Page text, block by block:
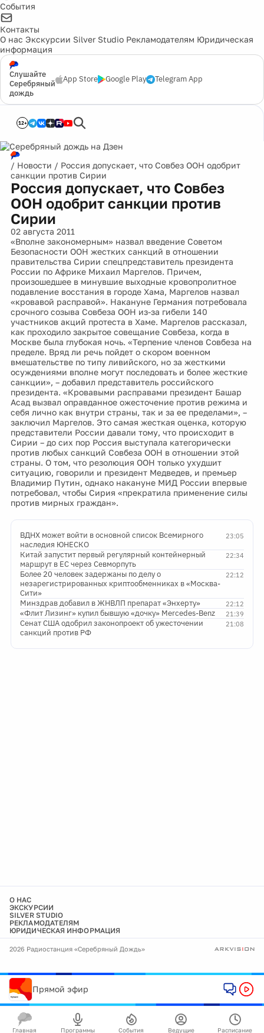
События
Контакты
О нас Экскурсии Silver Studio Рекламодателям Юридическая
информация
Слушайте
Серебряный
дождь
App Store Google Play Telegram App
12+
/ Новости / Россия допускает, что Совбез ООН одобрит
санкции против Сирии
Россия допускает, что Совбез
ООН одобрит санкции против
Сирии
02 августа 2011
«Вполне закономерным» назвал введение Советом
Безопасности ООН жестких санкций в отношении
правительства Сирии спецпредставитель президента
России по Африке Михаил Маргелов. Причем,
произошедшее в минувшие выходные кровопролитное
подавление восстания в городе Хама, Маргелов назвал
«кровавой расправой». Накануне Германия потребовала
срочного созыва Совбеза ООН из-за гибели 140
участников акций протеста в Хаме. Маргелов рассказал,
как проходило закрытое совещание Совбеза, когда в
Москве была глубокая ночь. «Терпение членов Совбеза на
пределе. Вряд ли речь пойдет о скором военном
вмешательстве по типу ливийского, но за жесткими
осуждениями вполне могут последовать и более жесткие
санкции», – добавил представитель российского
президента. «Кровавыми расправами президент Башар
Асад вызвал оправданное ожесточение против режима и
себя лично как внутри страны, так и за ее пределами», –
заключил Маргелов. Это самая жесткая оценка, которую
представители России давали тому, что происходит в
Сирии – до сих пор Россия выступала категорически
против любых санкций Совбеза ООН в отношении этой
страны. О том, что резолюция ООН только ухудшит
ситуацию, говорили и президент Медведев, и премьер
Владимир Путин, однако накануне МИД России впервые
потребовал, чтобы Сирия «прекратила применение силы
против мирных граждан».
23:05
ВДНХ может войти в основной список Всемирного
наследия ЮНЕСКО
22:34
Китай запустит первый регулярный контейнерный
маршрут в ЕС через Севморпуть
22:12
Более 20 человек задержаны по делу о
незарегистрированных криптообменниках в «Москва-
Сити»
22:12
Минздрав добавил в ЖНВЛП препарат «Энхерту»
21:39
«Флит Лизинг» купил бывшую «дочку» Mercedes-Benz
21:08
Сенат США одобрил законопроект об ужесточении
санкций против РФ
О НАС
ЭКСКУРСИИ
SILVER STUDIO
РЕКЛАМОДАТЕЛЯМ
ЮРИДИЧЕСКАЯ ИНФОРМАЦИЯ
2026 Радиостанция «Серебряный Дождь»
Прямой эфир
Главная Программы События Ведущие Расписание